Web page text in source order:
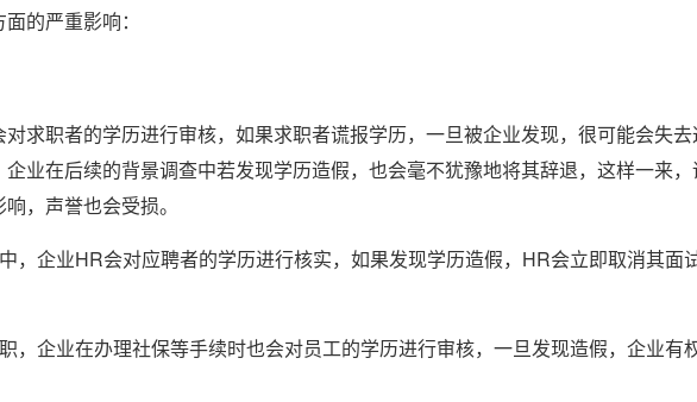
的严重影响：
求职者的学历进行审核，如果求职者谎报学历，一旦被企业发现，很可能会失去
业在后续的背景调查中若发现学历造假，也会毫不犹豫地将其辞退，这样一来，
，声誉也会受损。
，企业HR会对应聘者的学历进行核实，如果发现学历造假，HR会立即取消其面
，企业在办理社保等手续时也会对员工的学历进行审核，一旦发现造假，企业有